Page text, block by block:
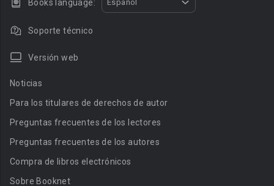
Books language: Español
Soporte técnico
Versión web
Noticias
Para los titulares de derechos de autor
Preguntas frecuentes de los lectores
Preguntas frecuentes de los autores
Compra de libros electrónicos
Sobre Booknet